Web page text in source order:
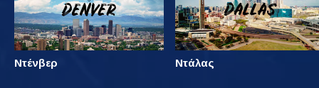
Ντένβερ Ντάλας